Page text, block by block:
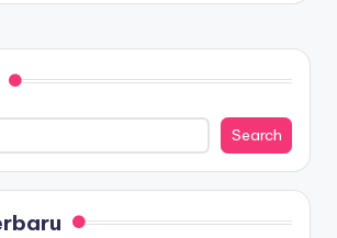
Search